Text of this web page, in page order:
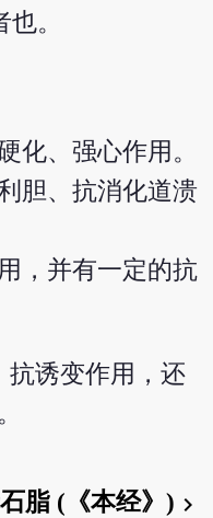
。
化、强心作用。
胆、抗消化道溃
，并有一定的抗
抗诱变作用，还
脂 (《本经》) chevron_right